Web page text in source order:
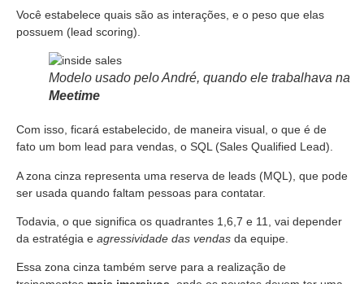
Você estabelece quais são as interações, e o peso que elas
possuem (lead scoring).
Modelo usado pelo André, quando ele trabalhava na
Meetime
Com isso, ficará estabelecido, de maneira visual, o que é de
fato um bom lead para vendas, o SQL (Sales Qualified Lead).
A zona cinza representa uma reserva de leads (MQL), que pode
ser usada quando faltam pessoas para contatar.
Todavia, o que significa os quadrantes 1,6,7 e 11, vai depender
da estratégia e agressividade das vendas da equipe.
Essa zona cinza também serve para a realização de